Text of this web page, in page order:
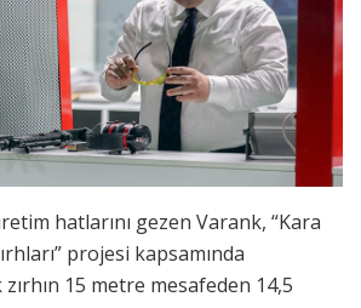
hatlarını gezen Varank, “Kara
projesi kapsamında
15 metre mesafeden 14,5